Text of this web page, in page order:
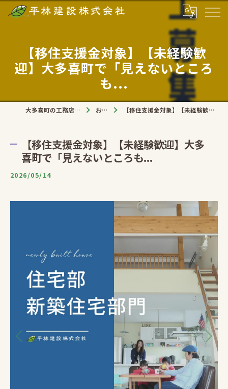
【移住支援金対象】【未経験歓
迎】大多喜町で「見えないところ
も...
大多喜町の工務店なら平林建設株式会社 お知らせ 【移住支援金対象】【未経験歓迎】大多喜町で「見えないところも...
【移住支援金対象】【未経験歓迎】大多
喜町で「見えないところも...
2026/05/14